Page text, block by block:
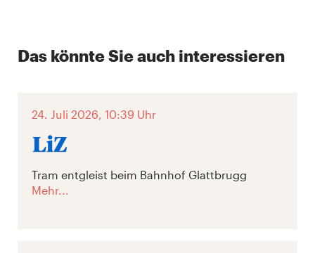
Das könnte Sie auch interessieren
24. Juli 2026, 10:39 Uhr
Tram entgleist beim Bahnhof Glattbrugg
Mehr...